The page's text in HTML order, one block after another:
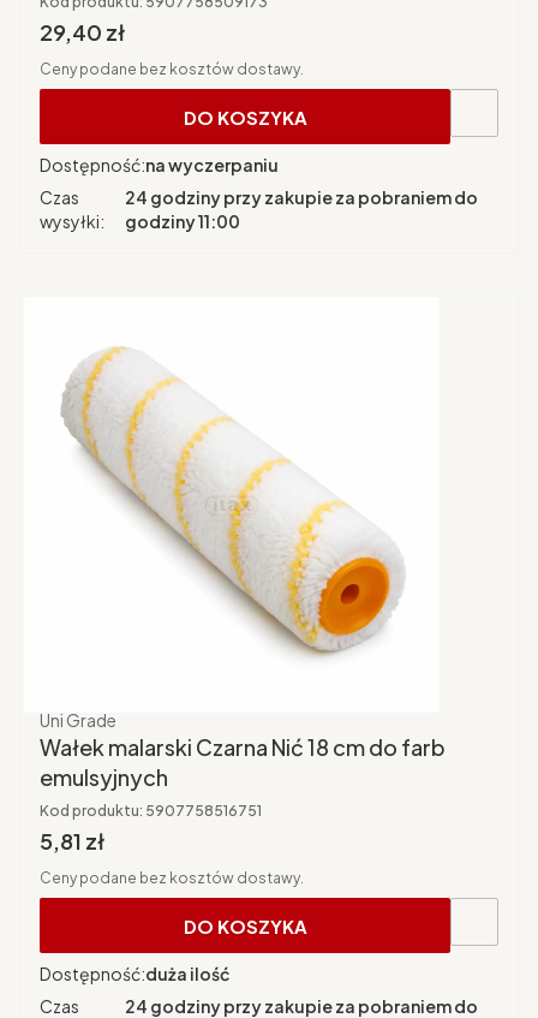
Cena brutto
29,40 zł
Ceny podane bez kosztów dostawy.
DO KOSZYKA
Dostępność:na wyczerpaniu
Czas
wysyłki:
24 godziny przy zakupie za pobraniem do
godziny 11:00
Producent
Uni Grade
Wałek malarski Czarna Nić 18 cm do farb
emulsyjnych
Kod produktu: 5907758516751
Cena brutto
5,81 zł
Ceny podane bez kosztów dostawy.
DO KOSZYKA
Dostępność:duża ilość
Czas
24 godziny przy zakupie za pobraniem do